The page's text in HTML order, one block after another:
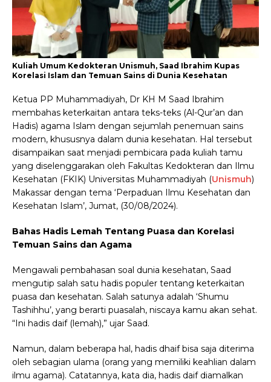
Kuliah Umum Kedokteran Unismuh, Saad Ibrahim Kupas
Korelasi Islam dan Temuan Sains di Dunia Kesehatan
Ketua PP Muhammadiyah, Dr KH M Saad Ibrahim
membahas keterkaitan antara teks-teks (Al-Qur’an dan
Hadis) agama Islam dengan sejumlah penemuan sains
modern, khususnya dalam dunia kesehatan. Hal tersebut
disampaikan saat menjadi pembicara pada kuliah tamu
yang diselenggarakan oleh Fakultas Kedokteran dan Ilmu
Kesehatan (FKIK) Universitas Muhammadiyah (Unismuh)
Makassar dengan tema ‘Perpaduan Ilmu Kesehatan dan
Kesehatan Islam’, Jumat, (30/08/2024).
Bahas Hadis Lemah Tentang Puasa dan Korelasi
Temuan Sains dan Agama
Mengawali pembahasan soal dunia kesehatan, Saad
mengutip salah satu hadis populer tentang keterkaitan
puasa dan kesehatan. Salah satunya adalah ‘Shumu
Tashihhu’, yang berarti puasalah, niscaya kamu akan sehat.
“Ini hadis daif (lemah),” ujar Saad.
Namun, dalam beberapa hal, hadis dhaif bisa saja diterima
oleh sebagian ulama (orang yang memiliki keahlian dalam
ilmu agama). Catatannya, kata dia, hadis daif diamalkan